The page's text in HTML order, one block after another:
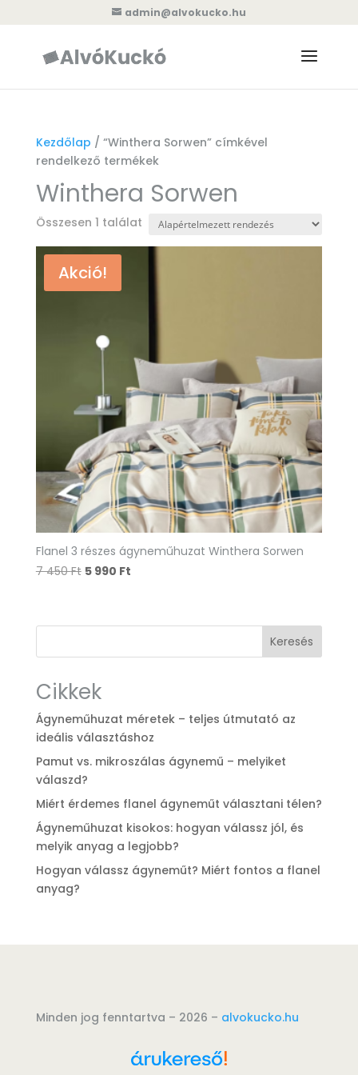
admin@alvokucko.hu
Kezdőlap / “Winthera Sorwen” címkével
rendelkező termékek
Winthera Sorwen
Összesen 1 találat
Akció!
Flanel 3 részes ágyneműhuzat Winthera Sorwen
7 450Ft Original
7
5 990 FtCurrent
5
Keresés
Cikkek
Ágyneműhuzat méretek – teljes útmutató az
ideális választáshoz
Pamut vs. mikroszálas ágynemű – melyiket
válaszd?
Miért érdemes flanel ágyneműt választani télen?
Ágyneműhuzat kisokos: hogyan válassz jól, és
melyik anyag a legjobb?
Hogyan válassz ágyneműt? Miért fontos a flanel
anyag?
Minden jog fenntartva – 2026 – alvokucko.hu